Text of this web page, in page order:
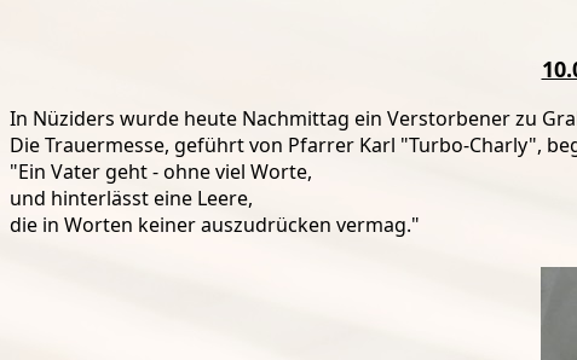
In Nüziders wurde heute Nachmittag ein Verstorbener zu
Die Trauermesse, geführt von Pfarrer Karl "Turbo-Charly",
"Ein Vater geht - ohne viel Worte,
und hinterlässt eine Leere,
die in Worten keiner auszudrücken vermag."